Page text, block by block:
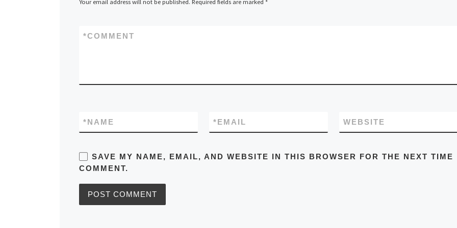
Your email address will not be published. Required fields are marked *
COMMENT
*
NAME
* EMAIL
* WEBSITE
SAVE MY NAME, EMAIL, AND WEBSITE IN THIS BROWSER FOR THE NEXT TIME
COMMENT.